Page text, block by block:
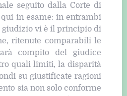
seguito dalla Corte di
in esame: in entrambi
giudizio vi è il principio di
ritenute comparabili le
compito del giudice
quali limiti, la disparità
su giustificate ragioni
sia non solo conforme